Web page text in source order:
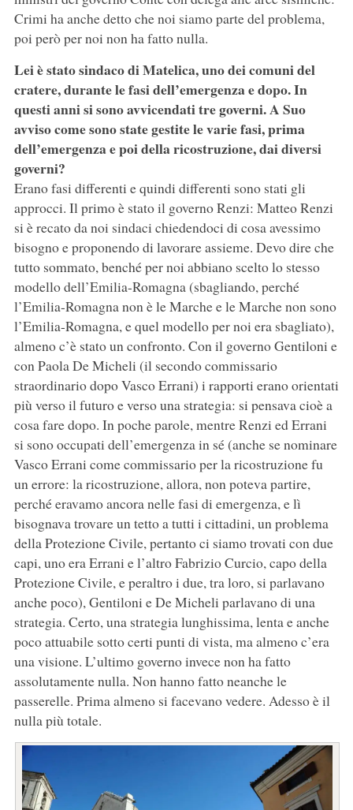
Crimi ha anche detto che noi siamo parte del problema,
poi però per noi non ha fatto nulla.
Lei è stato sindaco di Matelica, uno dei comuni del
cratere, durante le fasi dell’emergenza e dopo. In
questi anni si sono avvicendati tre governi. A Suo
avviso come sono state gestite le varie fasi, prima
dell’emergenza e poi della ricostruzione, dai diversi
governi?
Erano fasi differenti e quindi differenti sono stati gli
approcci. Il primo è stato il governo Renzi: Matteo Renzi
si è recato da noi sindaci chiedendoci di cosa avessimo
bisogno e proponendo di lavorare assieme. Devo dire che
tutto sommato, benché per noi abbiano scelto lo stesso
modello dell’Emilia-Romagna (sbagliando, perché
l’Emilia-Romagna non è le Marche e le Marche non sono
l’Emilia-Romagna, e quel modello per noi era sbagliato),
almeno c’è stato un confronto. Con il governo Gentiloni e
con Paola De Micheli (il secondo commissario
straordinario dopo Vasco Errani) i rapporti erano orientati
più verso il futuro e verso una strategia: si pensava cioè a
cosa fare dopo. In poche parole, mentre Renzi ed Errani
si sono occupati dell’emergenza in sé (anche se nominare
Vasco Errani come commissario per la ricostruzione fu
un errore: la ricostruzione, allora, non poteva partire,
perché eravamo ancora nelle fasi di emergenza, e lì
bisognava trovare un tetto a tutti i cittadini, un problema
della Protezione Civile, pertanto ci siamo trovati con due
capi, uno era Errani e l’altro Fabrizio Curcio, capo della
Protezione Civile, e peraltro i due, tra loro, si parlavano
anche poco), Gentiloni e De Micheli parlavano di una
strategia. Certo, una strategia lunghissima, lenta e anche
poco attuabile sotto certi punti di vista, ma almeno c’era
una visione. L’ultimo governo invece non ha fatto
assolutamente nulla. Non hanno fatto neanche le
passerelle. Prima almeno si facevano vedere. Adesso è il
nulla più totale.